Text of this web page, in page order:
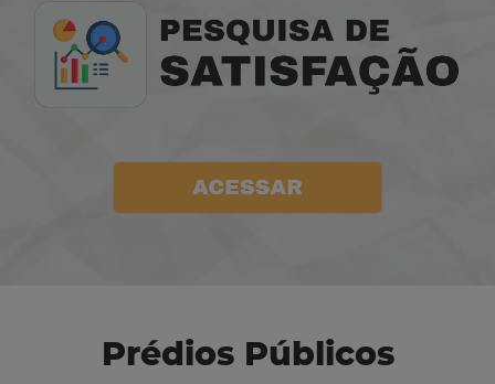
Prédios Públicos